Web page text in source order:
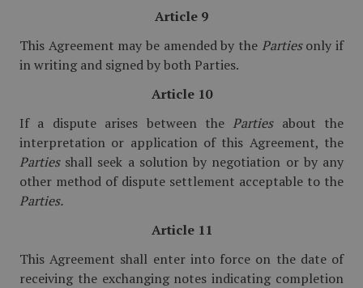
Article 9
This Agreement may be amended by the Partiesonly if
in writing and signed by both Parties.
Article 10
If a dispute arises between thePartiesabout the
interpretation or application of this Agreement, the
Partiesshall seek a solution by negotiation or by any
other method of dispute settlement acceptable to the
Parties.
Article 11
This Agreement shall enter into force on the date of
receiving the exchanging notes indicating completion